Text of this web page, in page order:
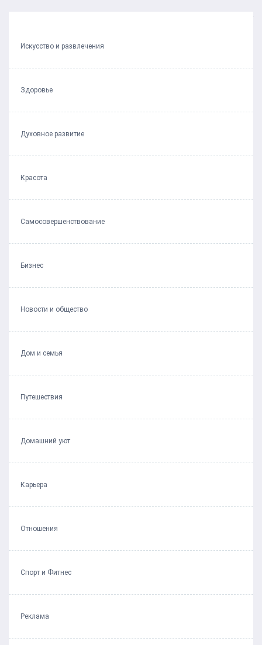
Искусство и развлечения
Здоровье
Духовное развитие
Красота
Самосовершенствование
Бизнес
Новости и общество
Дом и семья
Путешествия
Домашний уют
Карьера
Отношения
Спорт и Фитнес
Реклама